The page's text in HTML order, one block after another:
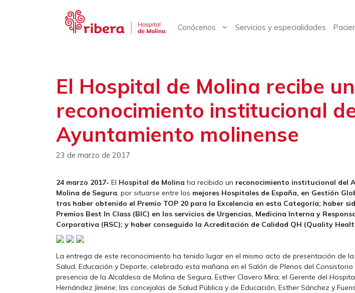
Conócenos Servicios y especialidades
El Hospital de Molina recibe un
reconocimiento institucional
Ayuntamiento molinense
23 de marzo de 2017
24 marzo 2017- El Hospital de Molina ha recibido un reconocimiento institucional del
Molina de Segura, por situarse entre los mejores Hospitales de España, en Gestión
tras haber obtenido el Premio TOP 20 para la Excelencia en esta Categoría; haber
Premios Best In Class (BIC) en los servicios de Urgencias, Medicina Interna y
Corporativa (RSC); y haber conseguido la Acreditación de Calidad QH (Quality
La entrega de este reconocimiento ha tenido lugar en el mismo acto de presentación de la
Salud, Educación y Deporte, celebrado esta mañana en el Salón de Plenos del Consistorio
presencia de la Alcaldesa de Molina de Segura, Esther Clavero Mira; el Gerente del
Hernández Jiméne; las concejalas de Salud Pública y de Educación, Esther Sánchez y